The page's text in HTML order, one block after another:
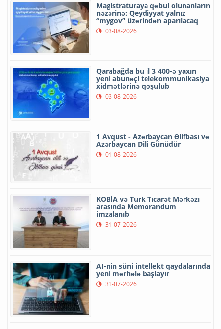
Magistraturaya qəbul olunanların
nəzərinə: Qeydiyyat yalnız
“mygov” üzərindən aparılacaq
03-08-2026
Qarabağda bu il 3 400-ə yaxın
yeni abunəçi telekommunikasiya
xidmətlərinə qoşulub
03-08-2026
1 Avqust - Azərbaycan Əlifbası və
Azərbaycan Dili Günüdür
01-08-2026
KOBİA və Türk Ticarət Mərkəzi
arasında Memorandum
imzalanıb
31-07-2026
Aİ-nin süni intellekt qaydalarında
yeni mərhələ başlayır
31-07-2026